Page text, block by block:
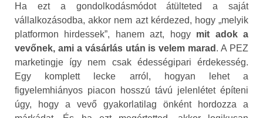
Ha ezt a gondolkodásmódot átülteted a saját
vállalkozásodba, akkor nem azt kérdezed, hogy „melyik
platformon hirdessek”, hanem azt, hogy mit adok a
vevőnek, ami a vásárlás után is velem marad . A PEZ
marketingje így nem csak édességipari érdekesség.
Egy komplett lecke arról, hogyan lehet a
figyelemhiányos piacon hosszú távú jelenlétet építeni
úgy, hogy a vevő gyakorlatilag önként hordozza a